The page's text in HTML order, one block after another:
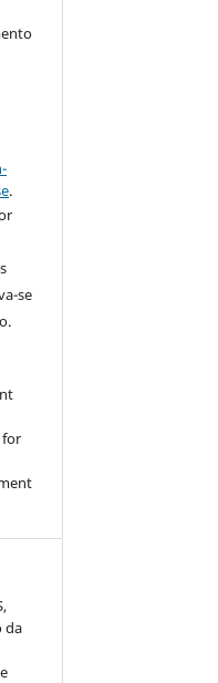
.
se
for
da